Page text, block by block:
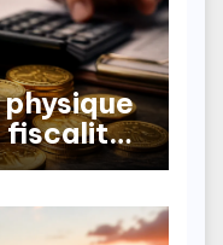
fiscalité